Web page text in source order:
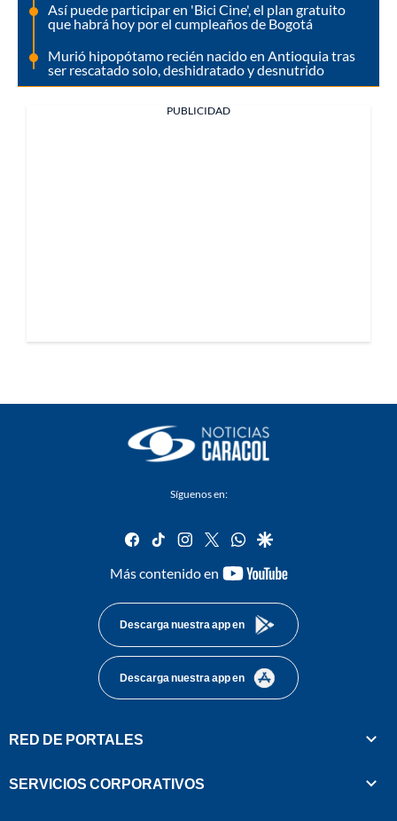
Así puede participar en 'Bici Cine', el plan gratuito
que habrá hoy por el cumpleaños de Bogotá
Murió hipopótamo recién nacido en Antioquia tras
ser rescatado solo, deshidratado y desnutrido
PUBLICIDAD
Síguenos en:
facebook
tiktok instagram
twitterwhatsapp
google
Más contenido en
youtube-
Descarga nuestra app en
Descarga nuestra app en
RED DE PORTALES
SERVICIOS CORPORATIVOS